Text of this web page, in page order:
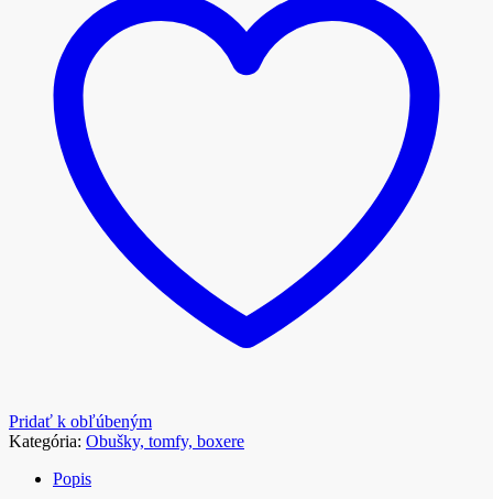
Pridať k obľúbeným
Kategória: Obušky, tomfy, boxere
Popis